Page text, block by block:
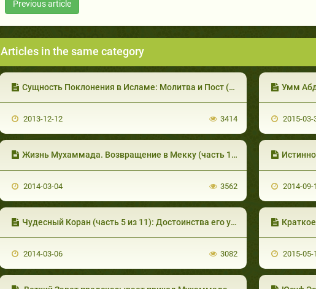
Previous article
Articles in the same category
Сущность Поклонения в Исламе: Молитва и Пост (часть 2 из 3)
2013-12-12 3414
Умм
2015-03-
Жизнь Мухаммада. Возвращение в Мекку (часть 11 из 12)
2014-03-04 3562 2014-09-
Чудесный Коран (часть 5 из 11): Достоинства его учения I
2014-03-06 3082 2015-05-